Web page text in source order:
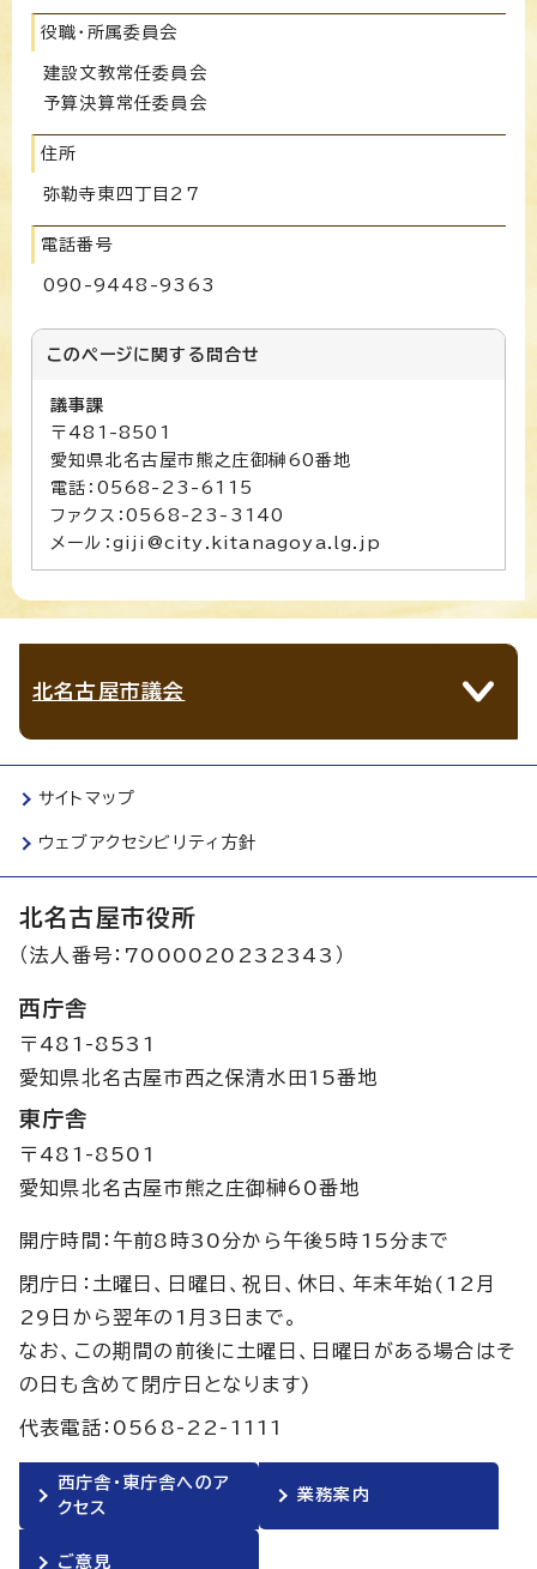
役職・所属委員会
建設文教常任委員会
予算決算常任委員会
住所
弥勒寺東四丁目27
電話番号
090-9448-9363
このページに関する 問合せ
議事課
〒481-8501
愛知県北名古屋市熊之庄御榊60番地
電話：0568-23-6115
ファクス：0568-23-3140
メール：giji@city.kitanagoya.lg.jp
北名古屋市議会
サイトマップ
ウェブアクセシビリティ方針
北名古屋市役所
（法人番号：7000020232343）
西庁舎
〒481-8531
愛知県北名古屋市西之保清水田15番地
東庁舎
〒481-8501
愛知県北名古屋市熊之庄御榊60番地
開庁時間：午前8時30分から午後5時15分まで
閉庁日：土曜日、日曜日、祝日、休日、年末年始(12月
29日から翌年の1月3日まで。
なお、この期間の前後に土曜日、日曜日がある場合はそ
の日も含めて閉庁日となります)
代表電話：0568-22-1111
西庁舎・東庁舎へのア
クセス
業務案内
ご意見